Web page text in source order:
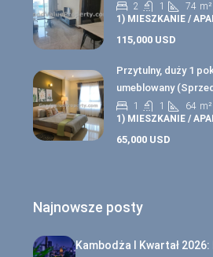
2 1 74 m²
1) MIESZKANIE /
115,000 USD
Przytulny, duży 1
umeblowany
1 1 64 m²
1) MIESZKANIE /
65,000 USD
Najnowsze posty
Kambodża I Kwartał 2026: